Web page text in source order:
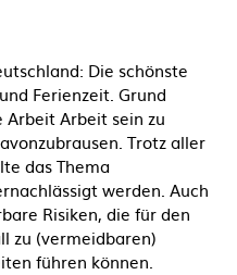
Die schönste
Ferienzeit. Grund
Arbeit sein zu
Trotz aller
das Thema
werden. Auch
Risiken, die für den
zu (vermeidbaren)
führen können.